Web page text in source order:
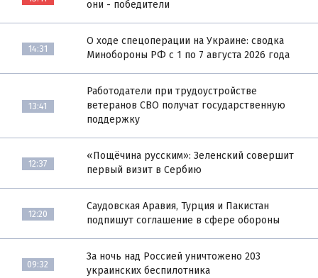
они - победители
14:31
О ходе спецоперации на Украине: сводка
Минобороны РФ с 1 по 7 августа 2026 года
13:41
Работодатели при трудоустройстве
ветеранов СВО получат государственную
поддержку
12:37
«Пощёчина русским»: Зеленский совершит
первый визит в Сербию
12:20
Саудовская Аравия, Турция и Пакистан
подпишут соглашение в сфере обороны
09:32
За ночь над Россией уничтожено 203
украинских беспилотника